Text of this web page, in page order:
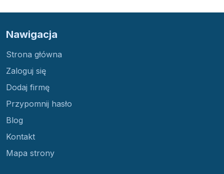
Nawigacja
Strona główna
Zaloguj się
Dodaj firmę
Przypomnij hasło
Blog
Kontakt
Mapa strony